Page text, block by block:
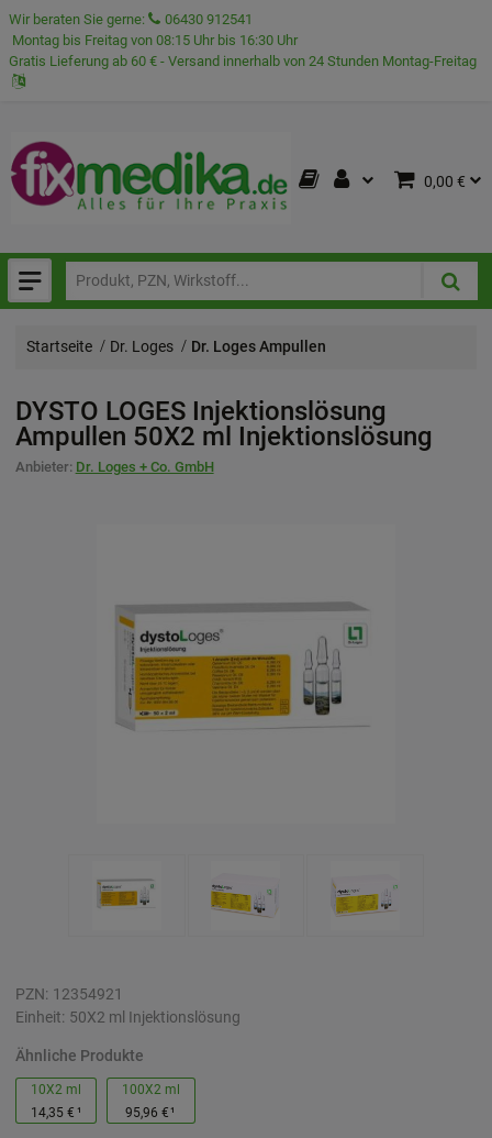
Wir beraten Sie gerne:
06430 912541
Montag bis Freitag von 08:15 Uhr bis 16:30 Uhr
Gratis Lieferung ab 60 € - Versand innerhalb von 24 Stunden Montag-Freitag
0,00 €
Startseite Dr. Loges Dr. Loges Ampullen
DYSTO LOGES Injektionslösung
Ampullen 50X2 ml Injektionslösung
Anbieter: Dr. Loges + Co. GmbH
PZN: 12354921
Einheit: 50X2 ml Injektionslösung
Ähnliche Produkte
10X2 ml
14,35 € ¹
100X2 ml
95,96 €¹